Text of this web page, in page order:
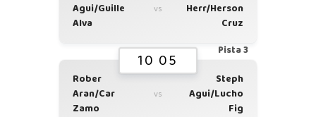
Agui/Guille
Alva
vs
Herr/Herson
Cruz
Pista 3
10 05
Rober
Aran/Car
Zamo
vs
Steph
Agui/Lucho
Fig